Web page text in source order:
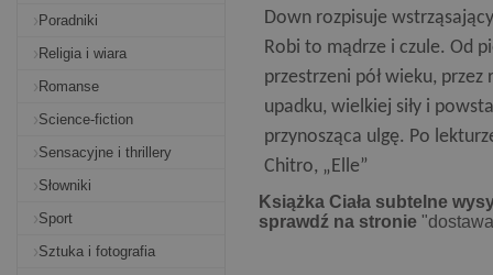
Poradniki
Religia i wiara
Romanse
Science-fiction
Sensacyjne i thrillery
Słowniki
Sport
Sztuka i fotografia
Down rozpisuje
Robi to mądrze i czule. Od
przestrzeni pół wieku,
upadku, wielkiej siły i
przynosząca ulgę. Po
Chitro, „Elle”
Książka Ciała subtelne
sprawdź na stronie